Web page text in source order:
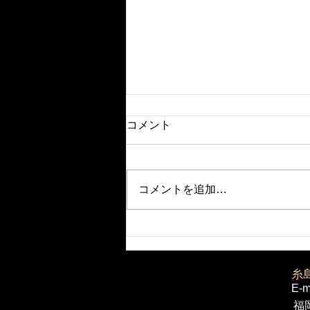
全員合格おめでとう！高校入
試と中学入試を乗り切った君
コメント
コメントを追加…
糸
E-
福